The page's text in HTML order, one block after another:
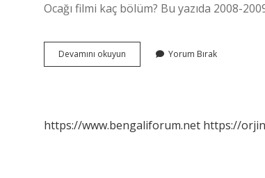
Ocağı filmi kaç bölüm? Bu yazıda 2008-
Devamını okuyun
Ocağı
Yorum Bırak
https://www.bengaliforum.net https://